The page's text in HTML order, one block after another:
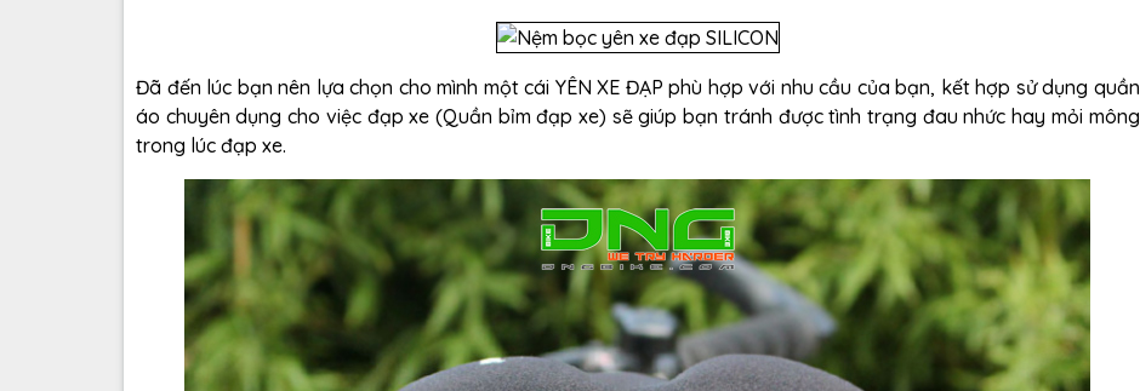
Đã đến lúc bạn nên lựa chọn cho mình một cái YÊN XE ĐẠP phù hợp với nhu cầu của bạn, kết hợp sử dụng quần
áo chuyên dụng cho việc đạp xe (Quần bỉm đạp xe) sẽ giúp bạn tránh được tình trạng đau nhức hay mỏi mông
trong lúc đạp xe.